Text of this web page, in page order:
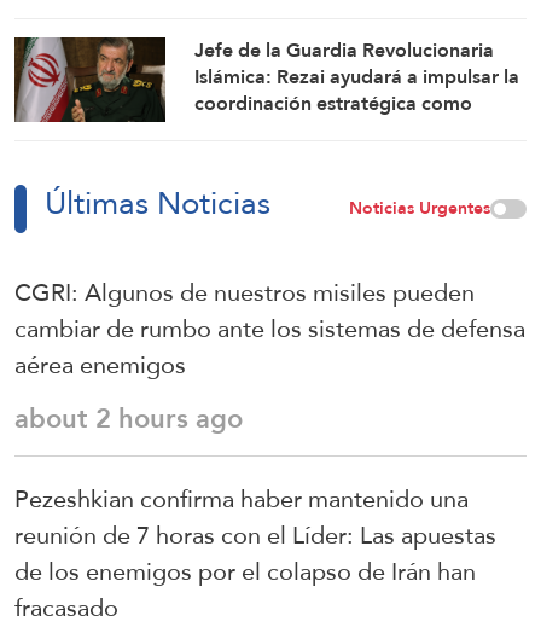
Revolucionaria Islámica
Jefe de la Guardia Revolucionaria
Islámica: Rezai ayudará a impulsar la
coordinación estratégica como
Últimas Noticias Noticias Urgentes
CGRI: Algunos de nuestros misiles pueden
cambiar de rumbo ante los sistemas de defensa
aérea enemigos
about 2 hours ago
Pezeshkian confirma haber mantenido una
reunión de 7 horas con el Líder: Las apuestas
de los enemigos por el colapso de Irán han
fracasado